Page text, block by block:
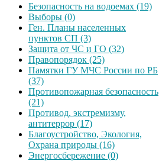
Безопасность на водоемах (19)
Выборы (0)
Ген. Планы населенных
пунктов СП (3)
Защита от ЧС и ГО (32)
Правопорядок (25)
Памятки ГУ МЧС России по РБ
(37)
Противопожарная безопасность
(21)
Противод. экстремизму,
антитеррор (17)
Благоустройство, Экология,
Охрана природы (16)
Энергосбережение (0)